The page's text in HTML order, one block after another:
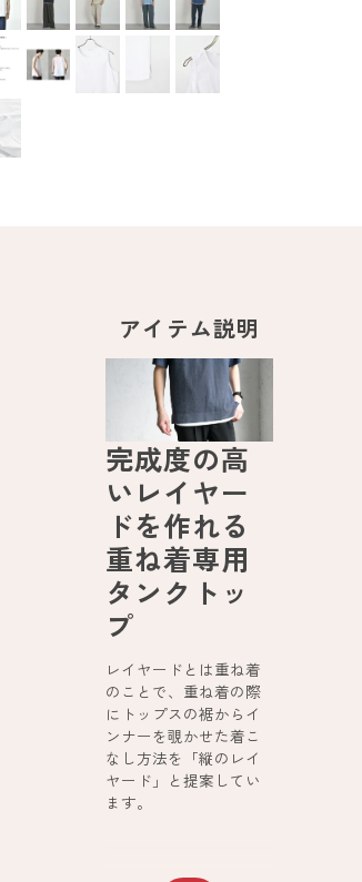
アイテム説明
完成度の高
いレイヤー
ドを作れる
重ね着専用
タンクトッ
プ
レイヤードとは重ね着
のことで、重ね着の際
にトップスの裾からイ
ンナーを覗かせた着こ
なし方法を「縦のレイ
ヤード」と提案してい
ます。